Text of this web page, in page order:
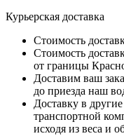
Курьерская доставка
Стоимость
Стоимость
от границы
Доставим ваш
до приезда наш
Доставку в
транспортной
исходя из веса и